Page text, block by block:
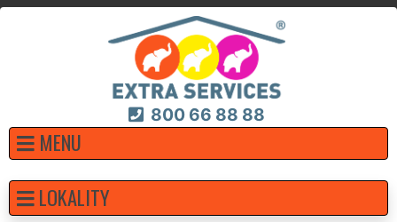
800 66 88 88
MENU
LOKALITY